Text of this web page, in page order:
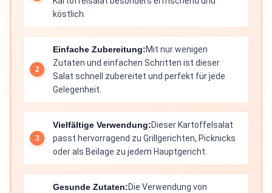
köstlich.
Einfache Zubereitung:Mit nur wenigen
Zutaten und einfachen Schritten ist dieser
Salat schnell zubereitet und perfekt für jede
Gelegenheit.
Vielfältige Verwendung:Dieser Kartoffelsalat
passt hervorragend zu Grillgerichten, Picknicks
oder als Beilage zu jedem Hauptgericht.
Gesunde Zutaten:Die Verwendung von